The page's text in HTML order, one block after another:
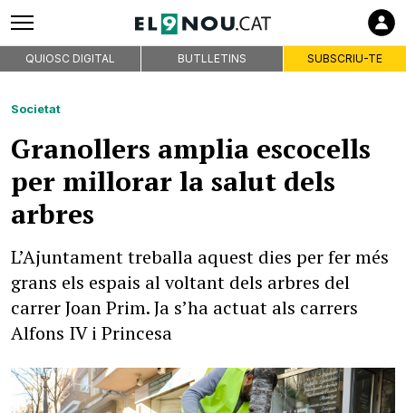
QUIOSC DIGITAL BUTLLETINS SUBSCRIU-TE
Societat
Granollers amplia escocells
per millorar la salut dels
arbres
L’Ajuntament treballa aquest dies per fer més
grans els espais al voltant dels arbres del
carrer Joan Prim. Ja s’ha actuat als carrers
Alfons IV i Princesa